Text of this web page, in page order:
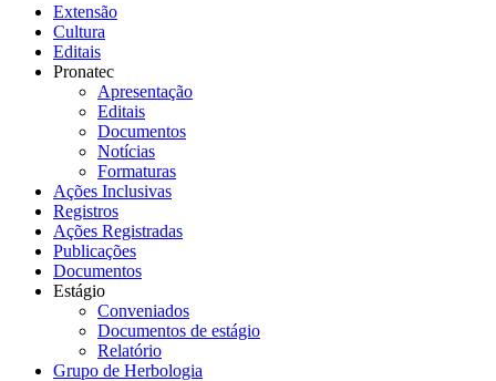
Extensão
Cultura
Editais
Pronatec
Apresentação
Editais
Documentos
Notícias
Formaturas
Ações Inclusivas
Registros
Ações Registradas
Publicações
Documentos
Estágio
Conveniados
Documentos de estágio
Relatório
Grupo de Herbologia